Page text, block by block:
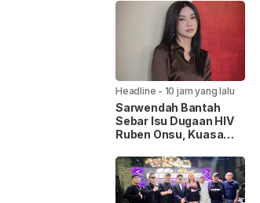
Headline - 10 jam yang lalu
Sarwendah Bantah
Sebar Isu Dugaan HIV
Ruben Onsu, Kuasa